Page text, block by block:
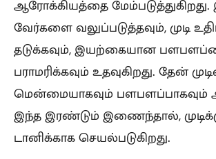
ஆரோக்கியத்தை மேம்படுத்துகிறது.
வேர்களை வலுப்படுத்தவும், முடி
தடுக்கவும், இயற்கையான
பராமரிக்கவும் உதவுகிறது. தேன்
மென்மையாகவும் பளபளப்பாகவும்
இந்த இரண்டும் இணைந்தால்,
டானிக்காக செயல்படுகிறது.